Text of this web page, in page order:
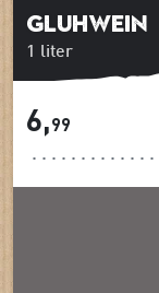
1 liter
Gluhwein
6,99